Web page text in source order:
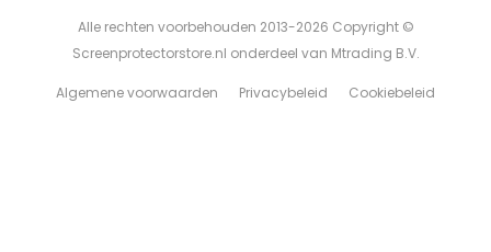
Alle rechten voorbehouden 2013-2026 Copyright ©
Screenprotectorstore.nl onderdeel van Mtrading B.V.
Algemene voorwaarden Privacybeleid Cookiebeleid